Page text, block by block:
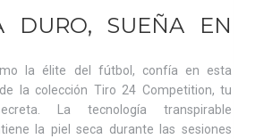
DURO, SUEÑA EN
la élite del fútbol, confía en esta
la colección Tiro 24 Competition, tu
La tecnología transpirable
la piel seca durante las sesiones